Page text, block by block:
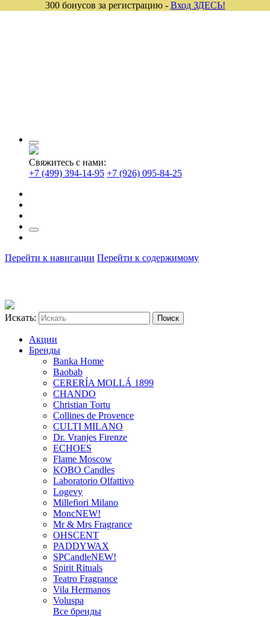
Свяжитесь с нами:
+7 (499) 394-14-95 +7 (926) 095-84-25
Перейти к навигации Перейти к содержимому
Искать:
Акции
Бренды
Banka Home
Baobab
CERERÍA MOLLÁ 1899
CHANDO
Christian Tortu
Collines de Provence
CULTI MILANO
Dr. Vranjes Firenze
ECHOES
Flame Moscow
KOBO Candles
Laboratorio Olfattivo
Logevy
Millefiori Milano
MoncNEW!
Mr & Mrs Fragrance
OHSCENT
PADDYWAX
SPCandleNEW!
Spirit Rituals
Teatro Fragrance
Vila Hermanos
Voluspa
Все бренды
300 бонусов за регистрацию - Вход ЗДЕСЬ!